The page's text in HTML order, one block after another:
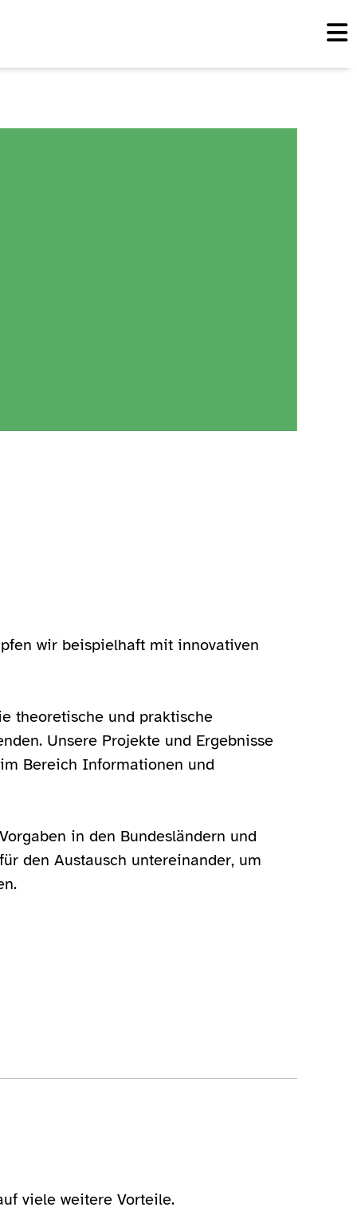
wir beispielhaft mit innovativen
theoretische und praktische
Unsere Projekte und Ergebnisse
Bereich Informationen und
in den Bundesländern und
den Austausch untereinander, um
viele weitere Vorteile.